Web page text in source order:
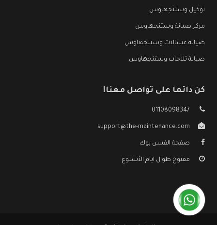
توكيل وستنجهاوس
مركز صيانة وستنجهاوس
صيانة غسالات وستنجهاوس
صيانة ثلاجات وستنجهاوس
كن دائما على تواصل معنا!
01108098347
support@the-maintenance.com
صفحة الفيس بوك
مفتوح طوال ايام الأسبوع